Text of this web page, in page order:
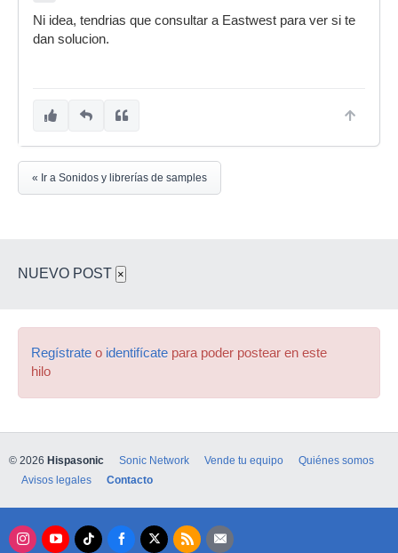
Ni idea, tendrias que consultar a Eastwest para ver si te
dan solucion.
« Ir a Sonidos y librerías de samples
NUEVO POST ×
Regístrate o identifícate para poder postear en este
hilo
© 2026 Hispasonic Sonic Network Vende tu equipo
Quiénes somos
Avisos legales
Contacto